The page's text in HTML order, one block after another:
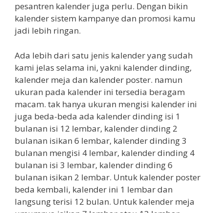
pesantren kalender juga perlu. Dengan bikin
kalender sistem kampanye dan promosi kamu
jadi lebih ringan.
Ada lebih dari satu jenis kalender yang sudah
kami jelas selama ini, yakni kalender dinding,
kalender meja dan kalender poster. namun
ukuran pada kalender ini tersedia beragam
macam. tak hanya ukuran mengisi kalender ini
juga beda-beda ada kalender dinding isi 1
bulanan isi 12 lembar, kalender dinding 2
bulanan isikan 6 lembar, kalender dinding 3
bulanan mengisi 4 lembar, kalender dinding 4
bulanan isi 3 lembar, kalender dinding 6
bulanan isikan 2 lembar. Untuk kalender poster
beda kembali, kalender ini 1 lembar dan
langsung terisi 12 bulan. Untuk kalender meja